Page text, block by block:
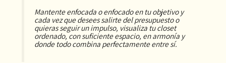
Mantente enfocada o enfocado en tu objetivo y
cada vez que desees salirte del presupuesto o
quieras seguir un impulso, visualiza tu closet
ordenado, con suficiente espacio, en armonía y
donde todo combina perfectamente entre sí.